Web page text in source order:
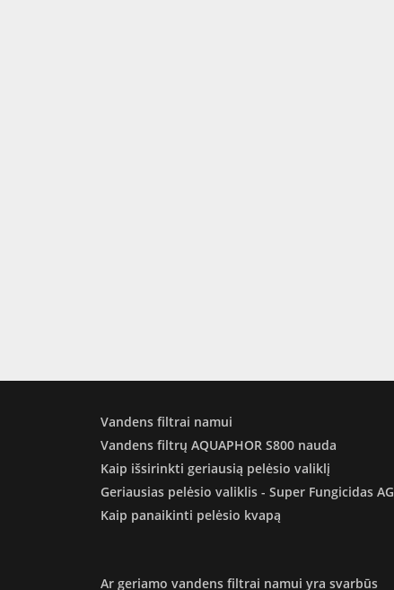
Vandens filtrai namui
Vandens filtrų AQUAPHOR S800 nauda
Kaip išsirinkti geriausią pelėsio valiklį
Geriausias pelėsio valiklis - Super Fungicidas AG
Kaip panaikinti pelėsio kvapą
Ar geriamo vandens filtrai namui yra svarbūs